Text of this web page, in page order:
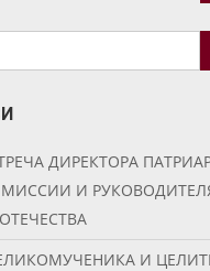
ДИРЕКТОРА
И
И